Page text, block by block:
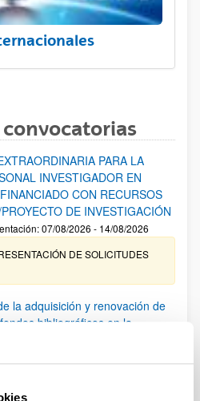
convocatorias
PARA LA
INVESTIGADOR EN
CON RECURSOS
DE INVESTIGACIÓN
07/08/2026 - 14/08/2026
DE SOLICITUDES
la adquisición y renovación de
bibliográficos en la
23/03/2026: Relación